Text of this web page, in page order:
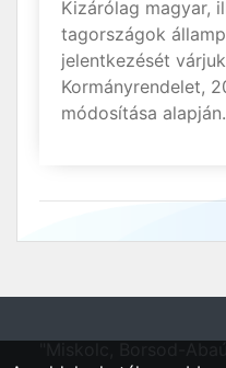
Kizárólag magyar,
tagországok
jelentkezését
Kormányrendelet,
módosítása